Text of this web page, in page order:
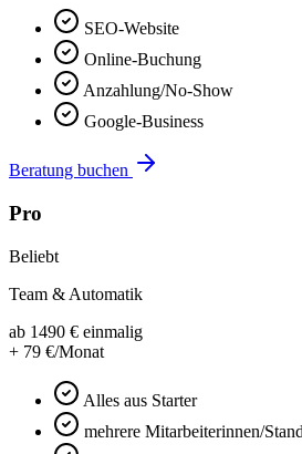
SEO-Website
Online-Buchung
Anzahlung/No-Show
Google-Business
Beratung buchen
Pro
Beliebt
Team & Automatik
ab 1490 € einmalig
+ 79 €/Monat
Alles aus Starter
mehrere Mitarbeiterinnen/